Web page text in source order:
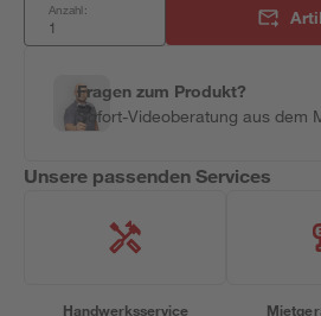
Anzahl:
Fragen zum Produkt?
Sofort-Videoberatung aus dem
Unsere passenden Services
Handwerksservice